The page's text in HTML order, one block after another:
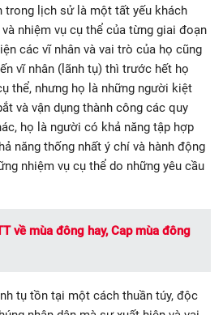
trong lịch sử là một tất yếu khách
nhiệm vụ cụ thể của từng giai đoạn
các vĩ nhân và vai trò của họ cũng
vĩ nhân (lãnh tụ) thì trước hết họ
thể, nhưng họ là những người kiệt
và vận dụng thành công các quy
họ là người có khả năng tập hợp
năng thống nhất ý chí và hành động
nhiệm vụ cụ thể do những yêu cầu
về mùa đông hay, Cap mùa đông
tụ tồn tại một cách thuần túy, độc